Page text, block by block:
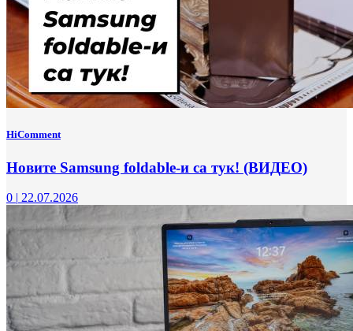
HiComment
Новите Samsung foldable-и са тук! (ВИДЕО)
0 | 22.07.2026